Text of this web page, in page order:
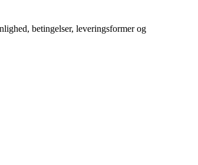
betingelser, leveringsformer og